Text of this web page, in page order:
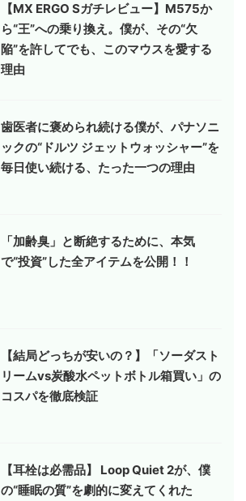
【MX ERGO Sガチレビュー】M575か
ら“王”への乗り換え。僕が、その“欠
陥”を許してでも、このマウスを愛する
理由
歯医者に褒められ続ける僕が、パナソニ
ックの“ドルツ ジェットウォッシャー”を
毎日使い続ける、たった一つの理由
「加齢臭」と断絶するために、本気
で“投資”した全アイテムを公開！！
【結局どっちが安いの？】「ソーダスト
リームvs炭酸水ペットボトル箱買い」の
コスパを徹底検証
【耳栓は必需品】 Loop Quiet 2が、僕
の“睡眠の質”を劇的に変えてくれた